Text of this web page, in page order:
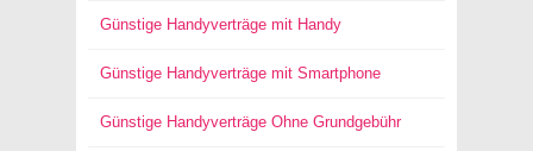
Günstige Handyverträge mit Handy
Günstige Handyverträge mit Smartphone
Günstige Handyverträge Ohne Grundgebühr